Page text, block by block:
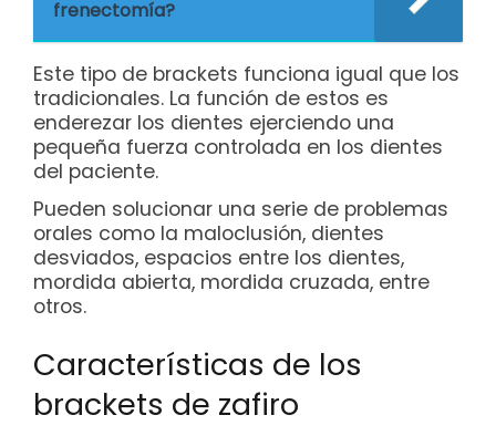
frenectomía?
Este tipo de brackets funciona igual que los
tradicionales. La función de estos es
enderezar los dientes ejerciendo una
pequeña fuerza controlada en los dientes
del paciente.
Pueden solucionar una serie de problemas
orales como la maloclusión, dientes
desviados, espacios entre los dientes,
mordida abierta, mordida cruzada, entre
otros.
Características de los
brackets de zafiro